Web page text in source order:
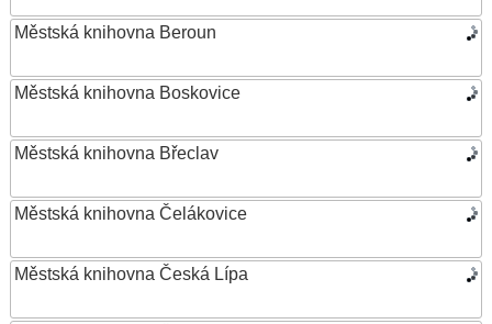
Městská knihovna Beroun
Městská knihovna Boskovice
Městská knihovna Břeclav
Městská knihovna Čelákovice
Městská knihovna Česká Lípa